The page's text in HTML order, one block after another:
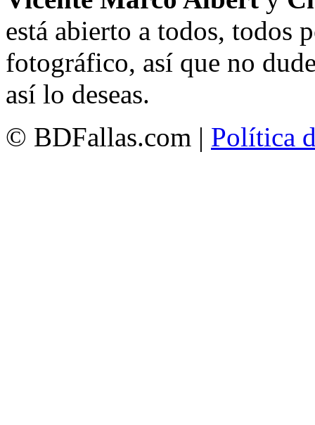
está abierto a todos, todos
fotográfico, así que no
así lo deseas.
© BDFallas.com | Política